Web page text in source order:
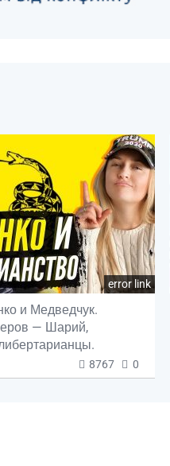
error link
и Медведчук.
— Шарий,
8767 0